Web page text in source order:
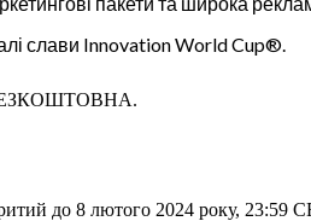
слави Innovation World Cup®.
БЕЗКОШТОВНА.
до 8 лютого 2024 року, 23:59